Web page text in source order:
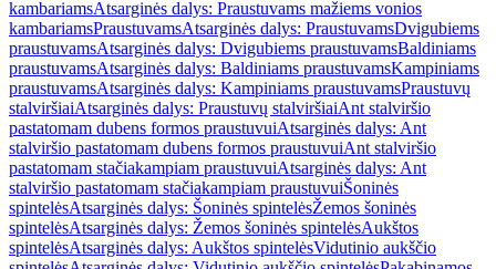
kambariamsAtsarginės dalys: Praustuvams mažiems vonios
kambariamsPraustuvamsAtsarginės dalys: PraustuvamsDvigubiems
praustuvamsAtsarginės dalys: Dvigubiems praustuvamsBaldiniams
praustuvamsAtsarginės dalys: Baldiniams praustuvamsKampiniams
praustuvamsAtsarginės dalys: Kampiniams praustuvamsPraustuvų
stalviršiaiAtsarginės dalys: Praustuvų stalviršiaiAnt stalviršio
pastatomam dubens formos praustuvuiAtsarginės dalys: Ant
stalviršio pastatomam dubens formos praustuvuiAnt stalviršio
pastatomam stačiakampiam praustuvuiAtsarginės dalys: Ant
stalviršio pastatomam stačiakampiam praustuvuiŠoninės
spintelėsAtsarginės dalys: Šoninės spintelėsŽemos šoninės
spintelėsAtsarginės dalys: Žemos šoninės spintelėsAukštos
spintelėsAtsarginės dalys: Aukštos spintelėsVidutinio aukščio